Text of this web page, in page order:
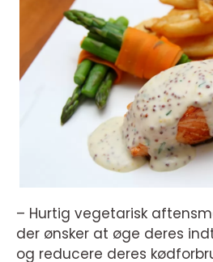
– Hurtig vegetarisk
der ønsker at øge deres
og reducere deres